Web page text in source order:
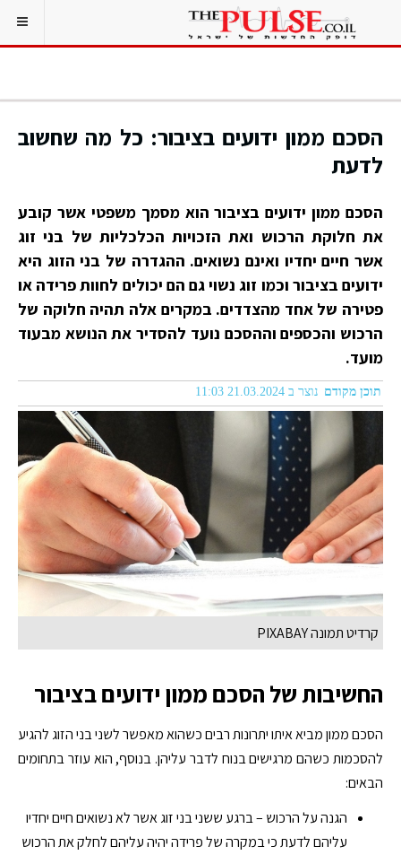
הסכם ממון ידועים בציבור: כל מה שחשוב
לדעת
הסכם ממון ידועים בציבור הוא מסמך משפטי אשר קובע
את חלוקת הרכוש ואת הזכויות הכלכליות של בני זוג
אשר חיים יחדיו ואינם נשואים. ההגדרה של בני הזוג היא
ידועים בציבור וכמו זוג נשוי גם הם יכולים לחוות פרידה או
פטירה של אחד מהצדדים. במקרים אלה תהיה חלוקה של
הרכוש והכספים וההסכם נועד להסדיר את הנושא מבעוד
מועד.
תוכן מקודם נוצר ב 21.03.2024 11:03
קרדיט תמונה PIXABAY
החשיבות של הסכם ממון ידועים בציבור
הסכם ממון מביא איתו יתרונות רבים כשהוא מאפשר לשני בני הזוג להגיע
להסכמות כשהם מרגישים בנוח לדבר עליהן. בנוסף, הוא עוזר בתחומים
הבאים:
הגנה על הרכוש – ברגע ששני בני זוג אשר לא נשואים חיים יחדיו
עליהם לדעת כי במקרה של פרידה יהיה עליהם לחלק את הרכוש